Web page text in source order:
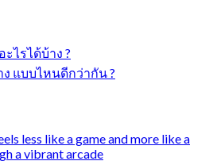
ไรได้บ้าง ?
ง แบบไหนดีกว่ากัน ?
less like a game and more like a
a vibrant arcade